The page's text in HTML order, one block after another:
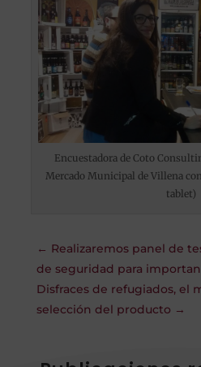
Encuestadora de Coto
Mercado Municipal de Villena
tablet)
← Realizaremos panel de
de seguridad para
Disfraces de refugiados, el
selección del producto →